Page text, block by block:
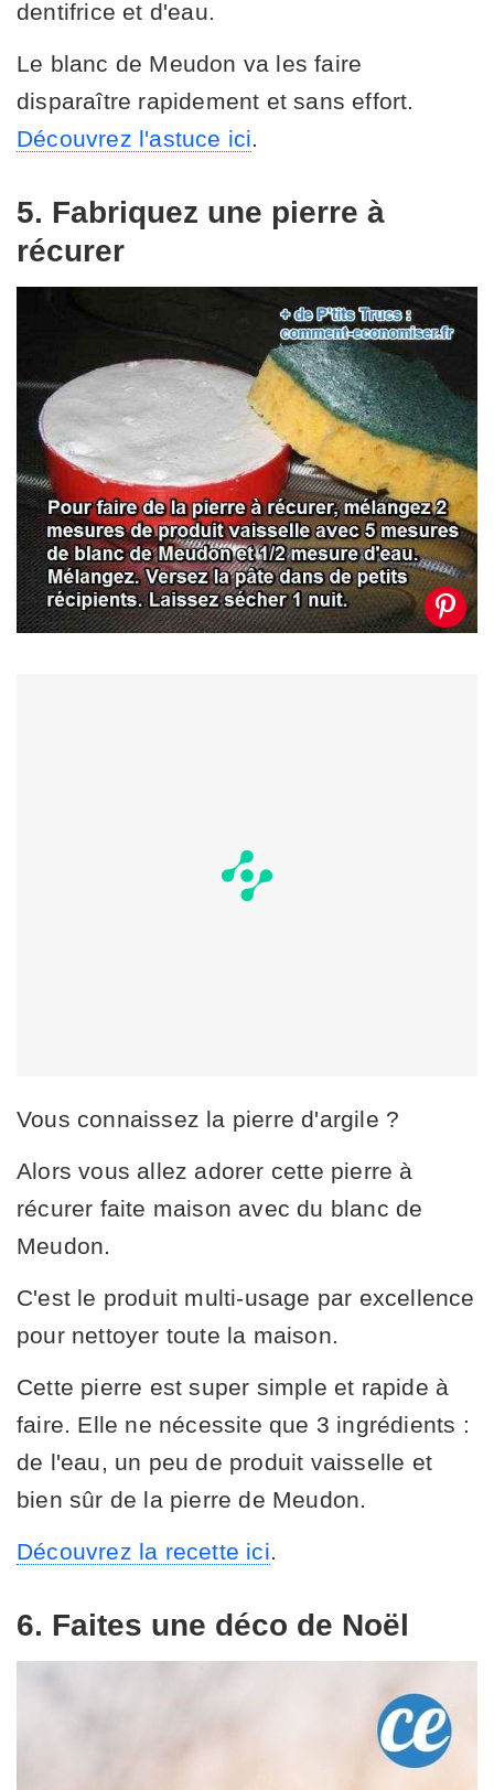
dentifrice et d'eau.
Le blanc de Meudon va les faire
disparaître rapidement et sans effort.
Découvrez l'astuce ici
5. Fabriquez une pierre à
récurer
Vous connaissez la pierre d'argile ?
Alors vous allez adorer cette pierre à
récurer faite maison avec du blanc de
Meudon.
C'est le produit multi-usage par excellence
pour nettoyer toute la maison.
Cette pierre est super simple et rapide à
faire. Elle ne nécessite que 3 ingrédients :
de l'eau, un peu de produit vaisselle et
bien sûr de la pierre de Meudon.
Découvrez la recette ici.
6. Faites une déco de Noël